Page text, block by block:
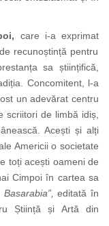
care i-a exprimat
recunoștință pentru
sa științifică,
Concomitent, l-a
un adevărat centru
scriitori de limbă idiș,
Acești și alți
Americii o societate
toți acești oameni de
Cimpoi în cartea sa
editată în
Știință și Artă din